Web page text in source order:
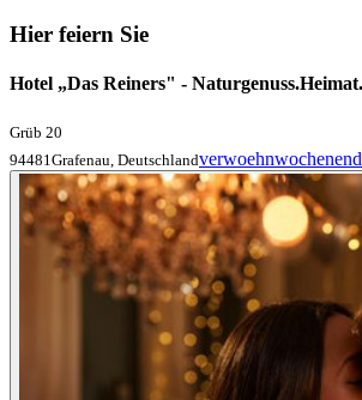
Hier feiern Sie
Hotel „Das Reiners" - Naturgenuss.Heimat.
Grüb 20
94481Grafenau, Deutschland